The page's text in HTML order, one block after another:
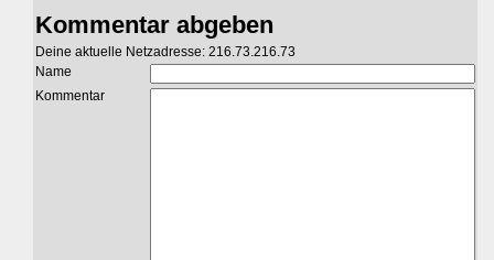
Kommentar abgeben
Deine aktuelle Netzadresse: 216.73.216.73
Name
Kommentar